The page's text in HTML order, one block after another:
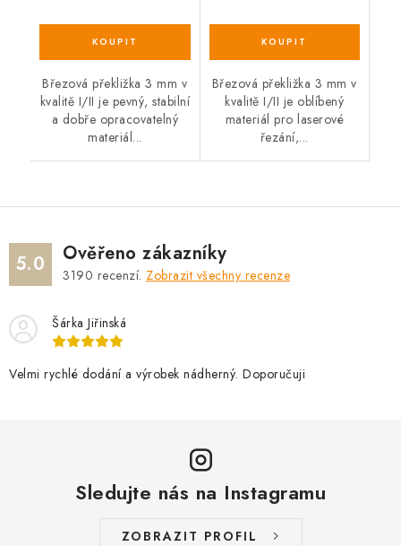
Březová překližka 3 mm v
kvalitě I/II je pevný, stabilní
a dobře opracovatelný
materiál...
Březová překližka 3 mm v
kvalitě I/II je oblíbený
materiál pro laserové
řezání,...
5.0 Ověřeno zákazníky
3190 recenzí. Zobrazit všechny recenze
Šárka Jiřinská
Velmi rychlé dodání a výrobek nádherný. Doporučuji
Sledujte nás na Instagramu
ZOBRAZIT PROFIL